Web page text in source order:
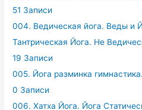
51 Записи
004. Ведическая йога. Веды и
Тантрическая Йога. Не
19 Записи
005. Йога разминка гимнастика.
0 Записи
006. Хатха Йога. Йога